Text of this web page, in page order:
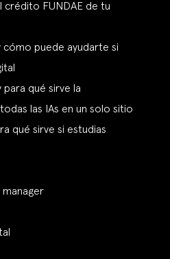
crédito FUNDAE de tu
cómo puede ayudarte si
para qué sirve la
las IAs en un solo sitio
qué sirve si estudias